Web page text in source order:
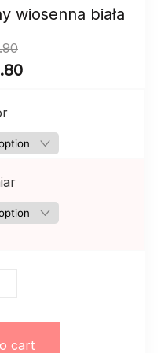
wiosenna biała
cart